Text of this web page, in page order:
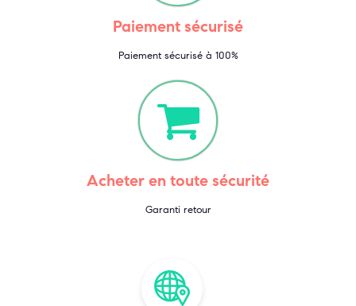
Paiement sécurisé
Paiement sécurisé à 100%
Acheter en toute sécurité
Garanti retour